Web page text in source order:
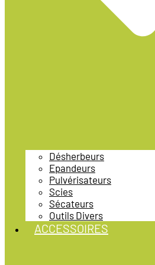
Désherbeurs
Epandeurs
Pulvérisateurs
Scies
Sécateurs
Outils Divers
ACCESSOIRES